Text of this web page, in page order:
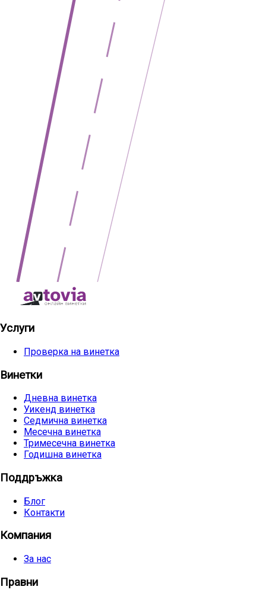
Услуги
Проверка на винетка
Винетки
Дневна винетка
Уикенд винетка
Седмична винетка
Месечна винетка
Тримесечна винетка
Годишна винетка
Поддръжка
Блог
Контакти
Компания
За нас
Правни